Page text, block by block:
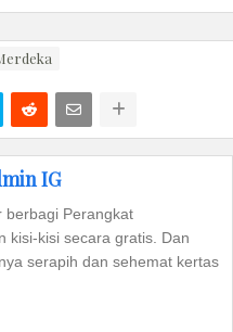
IG
berbagi Perangkat
kisi-kisi secara gratis. Dan
serapih dan sehemat kertas